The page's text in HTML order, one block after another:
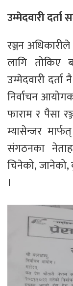
उम्मेदवारी दर्ता
रञ्जन
लागि तोकिए
उम्मेदवारी
निर्वाचन
फाराम र पैसा
म्यासेन्जर
संगठनका
चिनेको,
।